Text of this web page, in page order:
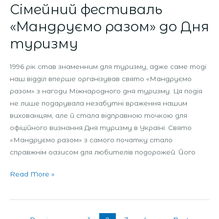
Сімейний фестиваль
«Мандруємо разом» до Дня
туризму
1996 рік став знаменним для туризму, адже саме тоді
наш відділ вперше організував свято «Мандруємо
разом» з нагоди Міжнародного дня туризму. Ця подія
не лише подарувала незабутні враження нашим
вихованцям, але й стала відправною точкою для
офіційного визнання Дня туризму в Україні. Свято
«Мандруємо разом» з самого початку стало
справжнім оазисом для любителів подорожей. Його
Read More »